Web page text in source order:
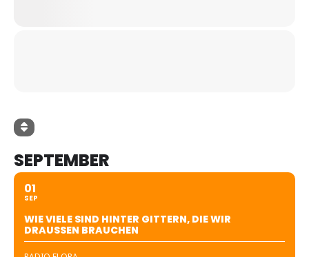
SEPTEMBER
01
SEP
WIE VIELE SIND HINTER GITTERN, DIE WIR
DRAUSSEN BRAUCHEN